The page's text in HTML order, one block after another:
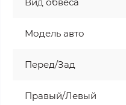
Модель авто
Перед/Зад
Правый/Левый